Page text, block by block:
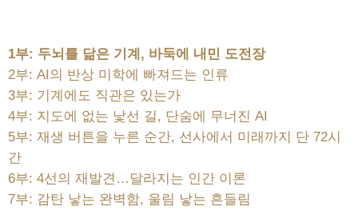
1부: 두뇌를 닮은 기계, 바둑에 내민 도전장
2부: AI의 반상 미학에 빠져드는 인류
3부: 기계에도 직관은 있는가
4부: 지도에 없는 낯선 길, 단숨에 무너진 AI
5부: 재생 버튼을 누른 순간, 선사에서 미래까지 단 72시
간
6부: 4선의 재발견…달라지는 인간 이론
7부: 감탄 낳는 완벽함, 울림 낳는 흔들림